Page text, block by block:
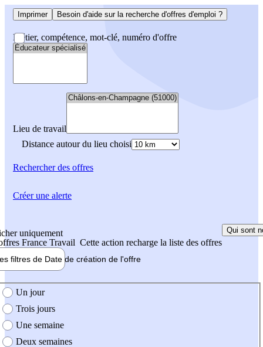
Imprimer Besoin d'aide sur la recherche d'offres d'emploi ?
Métier, compétence, mot-clé, numéro d'offre
Lieu de travail
Distance autour du lieu choisi
Rechercherdes offres
uniquement
France Travail Cette action recharge la liste des offres
Qui sont
filtres de Date de création de l'offre
création de l'offre
Un jour
Trois jours
Une semaine
Deux semaines
Créer une alerte